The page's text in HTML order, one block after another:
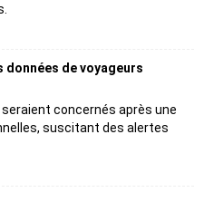
données de voyageurs
seraient concernés après une
suscitant des alertes